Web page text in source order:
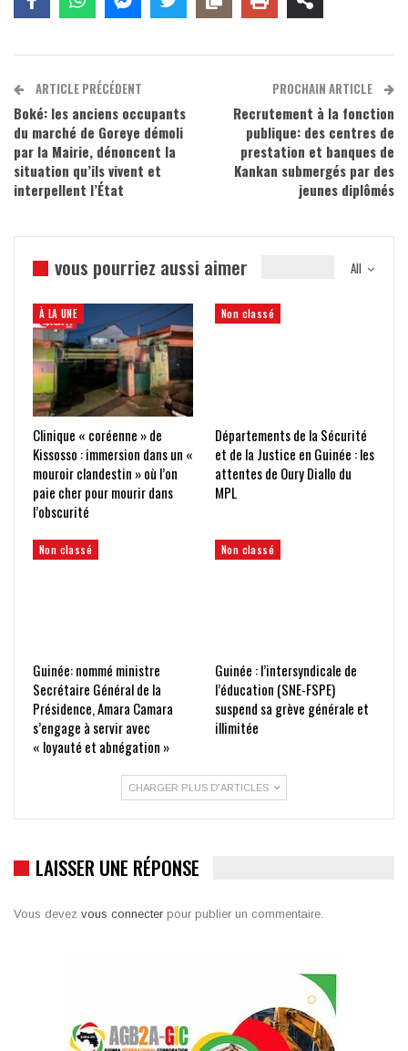
ARTICLE PRÉCÉDENT
Boké: les anciens occupants
du marché de Goreye démoli
par la Mairie, dénoncent la
situation qu’ils vivent et
interpellent l’État
PROCHAIN ARTICLE
Recrutement à la fonction
publique: des centres de
prestation et banques de
Kankan submergés par des
jeunes diplômés
All
vous pourriez aussi aimer
À LA UNE
Clinique « coréenne » de
Kissosso : immersion dans un «
mouroir clandestin » où l’on
paie cher pour mourir dans
l’obscurité
Non classé
Départements de la Sécurité
et de la Justice en Guinée : les
attentes de Oury Diallo du
MPL
Non classé
Guinée: nommé ministre
Secrétaire Général de la
Présidence, Amara Camara
s’engage à servir avec
« loyauté et abnégation »
Non classé
Guinée : l’intersyndicale de
l’éducation (SNE-FSPE)
suspend sa grève générale et
illimitée
CHARGER PLUS D'ARTICLES
LAISSER UNE RÉPONSE
Vous devez vous connecter pour publier un commentaire.